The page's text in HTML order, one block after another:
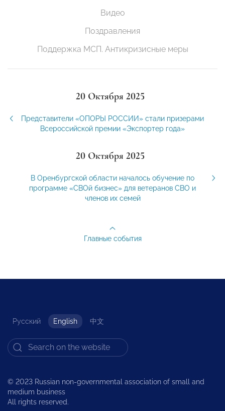
Видео
Поздравления
Поддержка МСП. Антикризисные меры
20 Октября 2025
Представители «ОПОРЫ РОССИИ» стали призерами
Всероссийской премии «Экспортер года»
20 Октября 2025
В Оренбургской области началось обучение по
программе «СВОй бизнес» для ветеранов СВО и
членов их семей
Главные события
Русский English 中文
© 2023 Russian non-governmental association of small and
medium business
All rights reserved.